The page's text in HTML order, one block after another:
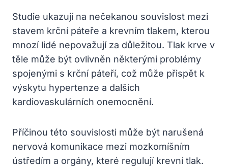
Studie ukazují na nečekanou souvislost mezi
stavem krční páteře a krevním tlakem, kterou
mnozí lidé nepovažují za důležitou. Tlak krve v
těle může být ovlivněn některými problémy
spojenými s krční páteří, což může přispět k
výskytu hypertenze a dalších
kardiovaskulárních onemocnění.
Příčinou této souvislosti může být narušená
nervová komunikace mezi mozkomíšním
ústředím a orgány, které regulují krevní tlak.